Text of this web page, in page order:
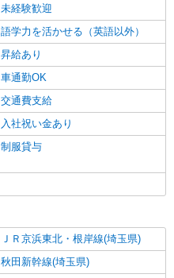
未経験歓迎
語学力を活かせる（英語以外）
昇給あり
車通勤OK
交通費支給
入社祝い金あり
制服貸与
ＪＲ京浜東北・根岸線(埼玉県)
秋田新幹線(埼玉県)